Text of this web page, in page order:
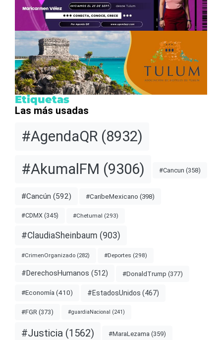
Etiquetas
Las más usadas
#AgendaQR (8932)
#AkumalFM (9306) #Cancun (358)
#Cancún (592) #CaribeMexicano (398)
#CDMX (345) #Chetumal (293)
#ClaudiaSheinbaum (903)
#CrimenOrganizado (282) #Deportes (298)
#DerechosHumanos (512) #DonaldTrump (377)
#Economía (410) #EstadosUnidos (467)
#FGR (373) #guardiaNacional (241)
#Justicia (1562) #MaraLezama (359)